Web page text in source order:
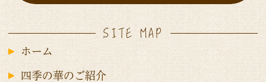
SITE MAP
ホーム
四季の華のご紹介